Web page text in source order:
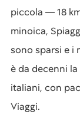
piccola — 18
minoica,
sono sparsi e i
è da decenni
italiani, con
Viaggi.